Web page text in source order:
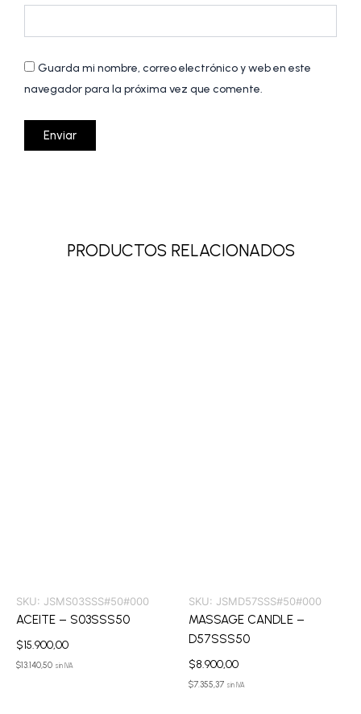
Guarda mi nombre, correo electrónico y web en este
navegador para la próxima vez que comente.
PRODUCTOS RELACIONADOS
SKU: JSMS03SSS#50#000
ACEITE – S03SSS50
$15.900,00
$13.140,50 sin IVA
SKU: JSMD57SSS#50#000
MASSAGE CANDLE –
D57SSS50
$8.900,00
$7.355,37 sin IVA